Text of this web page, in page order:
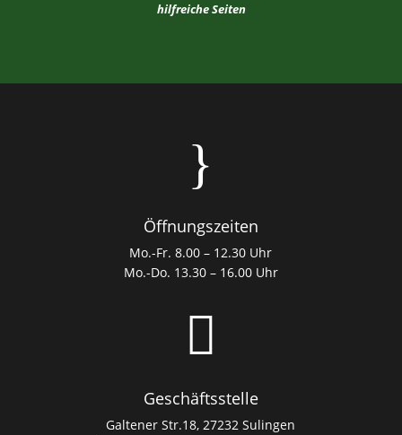
hilfreiche Seiten
}
Öffnungszeiten
Mo.-Fr. 8.00 – 12.30 Uhr
Mo.-Do. 13.30 – 16.00 Uhr

Geschäftsstelle
Galtener Str.18, 27232 Sulingen